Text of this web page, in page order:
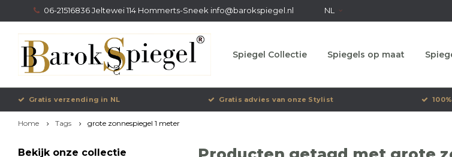
06-21516836 Jeltewei 114 Hommerts-Sneek info@barokspiegel.nl NL
Spiegel Collectie Spiegels op maat
Gratis verzending in NL Gratis advies van onze Stylist
Home Tags grote zonnespiegel 1 meter
Bekijk onze collectie